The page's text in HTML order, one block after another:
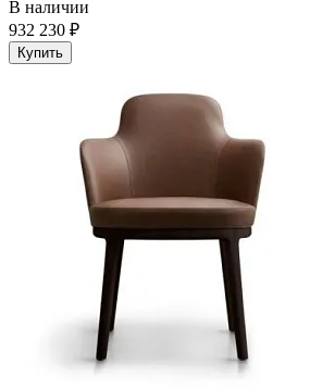
В наличии
932 230 ₽
Купить